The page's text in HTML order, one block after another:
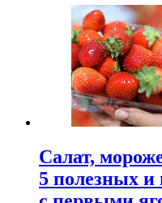
Салат,
5 полезных